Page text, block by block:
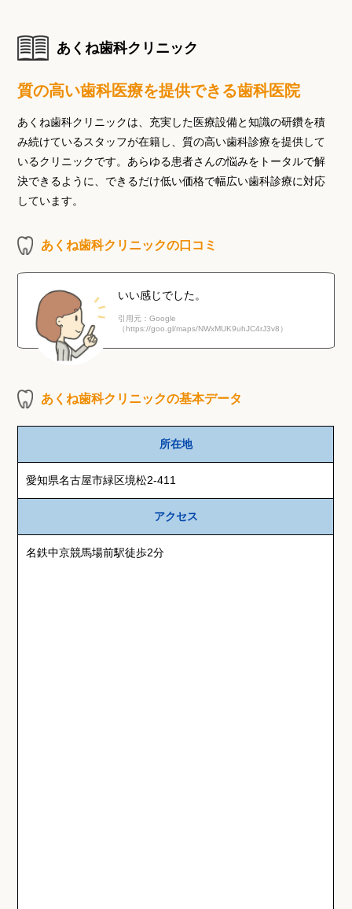
あくね歯科クリニック
質の高い歯科医療を提供できる歯科医院
あくね歯科クリニックは、充実した医療設備と知識の研鑽を積
み続けているスタッフが在籍し、質の高い歯科診療を提供して
いるクリニックです。あらゆる患者さんの悩みをトータルで解
決できるように、できるだけ低い価格で幅広い歯科診療に対応
しています。
あくね歯科クリニックの口コミ
いい感じでした。
引用元：Google
（https://goo.gl/maps/NWxMUK9uhJC4rJ3v8）
あくね歯科クリニックの基本データ
所在地
愛知県名古屋市緑区境松2-411
アクセス
名鉄中京競馬場前駅徒歩2分